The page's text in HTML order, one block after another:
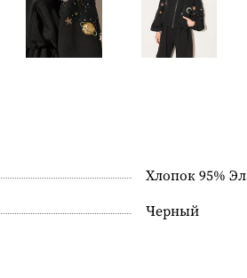
Хлопок 95%
Черный